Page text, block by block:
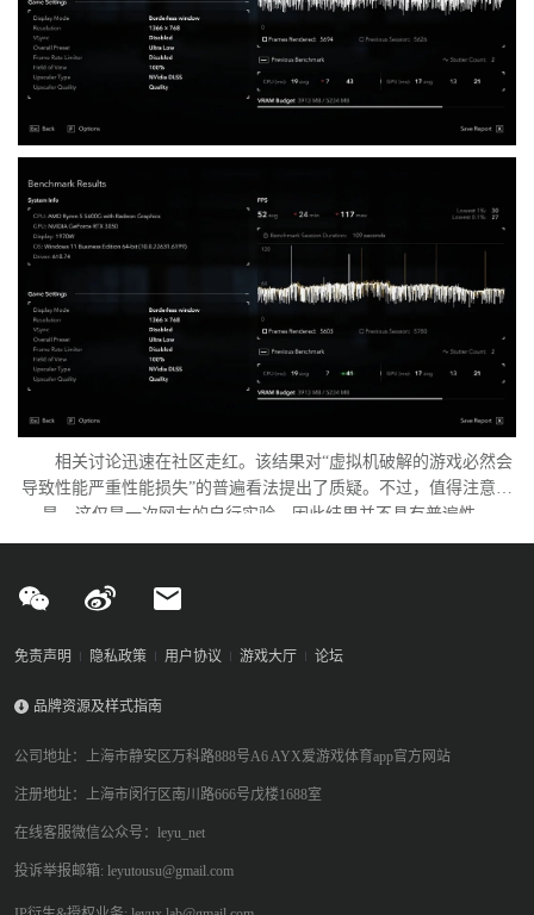
相关讨论迅速在社区走红。该结果对“虚拟机破解的游戏必然会
导致性能严重性能损失”的普遍看法提出了质疑。不过，值得注意的
是，这仅是一次网友的自行实验，因此结果并不具有普遍性。
免责声明 隐私政策 用户协议 游戏大厅 论坛
品牌资源及样式指南
公司地址：上海市静安区万科路888号A6 AYX爱游戏体育app官方网站
注册地址：上海市闵行区南川路666号戊楼1688室
在线客服微信公众号：leyu_net
投诉举报邮箱: leyutousu@gmail.com